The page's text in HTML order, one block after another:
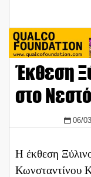
Έκθεση
στο
06/
Η έκθεση
Κωνσταντίνου